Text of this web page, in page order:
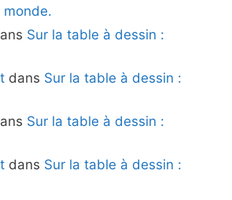
Sur la table à dessin :
dans Sur la table à dessin :
Sur la table à dessin :
dans Sur la table à dessin :